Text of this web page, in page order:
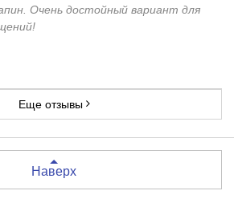
Очень достойный вариант для
Еще отзывы
Наверх